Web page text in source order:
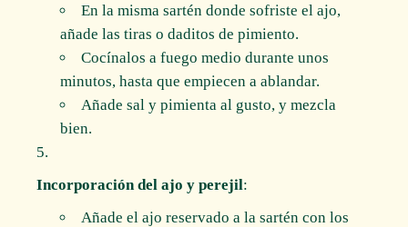
En la misma sartén donde sofriste el ajo,
añade las tiras o daditos de pimiento.
Cocínalos a fuego medio durante unos
minutos, hasta que empiecen a ablandar.
Añade sal y pimienta al gusto, y mezcla
bien.
Incorporación del ajo y perejil:
Añade el ajo reservado a la sartén con los